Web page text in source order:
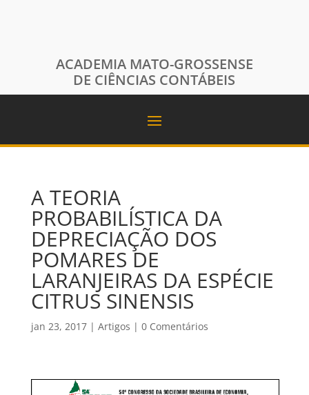
ACADEMIA MATO-GROSSENSE
DE CIÊNCIAS CONTÁBEIS
A TEORIA
PROBABILÍSTICA DA
DEPRECIAÇÃO DOS
POMARES DE
LARANJEIRAS DA ESPÉCIE
CITRUS SINENSIS
jan 23, 2017| Artigos | 0 Comentários